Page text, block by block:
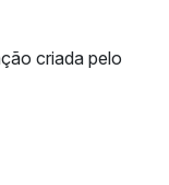
criada pelo